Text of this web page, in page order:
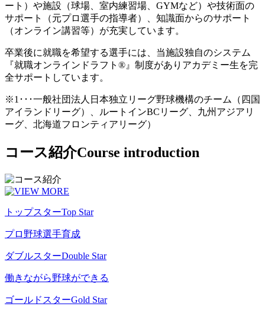
ート）や施設（球場、室内練習場、GYMなど）や技術面の
サポート（元プロ選手の指導者）、知識面からのサポート
（オンライン講習等）が充実しています。
卒業後に就職を希望する選手には、当施設独自のシステム
『就職オンラインドラフト®』制度がありアカデミー生を完
全サポートしています。
※1･･･一般社団法人日本独立リーグ野球機構のチーム（四国
アイランドリーグ）、ルートインBCリーグ、九州アジアリ
ーグ、北海道フロンティアリーグ）
コース紹介Course introduction
トップスターTop Star
プロ野球選手育成
ダブルスターDouble Star
働きながら野球ができる
ゴールドスターGold Star